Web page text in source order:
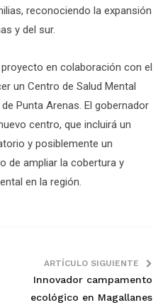
reconociendo la expansión
y del sur.
en colaboración con el
un Centro de Salud Mental
Punta Arenas. El gobernador
centro, que incluirá un
y posiblemente un
de ampliar la cobertura y
en la región.
ARTÍCULO SIGUIENTE
Innovador campamento
ecológico en Magallanes